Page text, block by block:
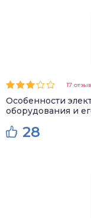
17
Особенности
оборудования и
28